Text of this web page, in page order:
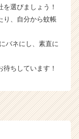
選びましょう！
り、自分から蚊帳
バネにし、素直に
ちしています！